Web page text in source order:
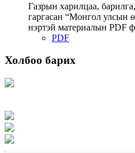
Газрын харилцаа,
гаргасан “Монгол улсын
нэртэй материалын PDF
PDF
Холбоо барих